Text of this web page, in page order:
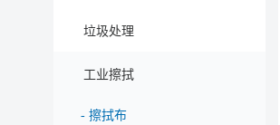
垃圾处理
工业擦拭
- 擦拭布